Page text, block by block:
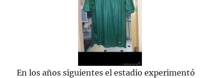
En los años siguientes el estadio experimentó